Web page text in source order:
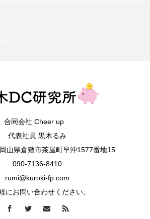
合同会社 Cheer up
代表社員 黒木るみ
山県倉敷市茶屋町早沖1577番地15
090-7136-8410
rumi@kuroki-fp.com
にお問い合わせください。